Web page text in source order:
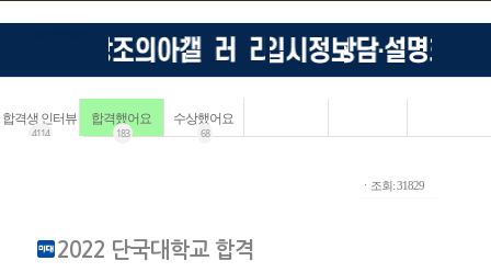
합격생 인터뷰
4114
합격했어요
183
수상했어요
68
ㆍ조회: 31829
2022 단국대학교 합격